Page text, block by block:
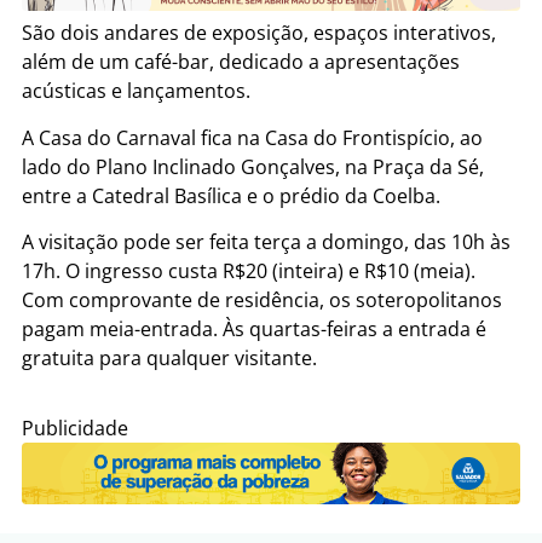
São dois andares de exposição, espaços interativos,
além de um café-bar, dedicado a apresentações
acústicas e lançamentos.
A Casa do Carnaval fica na Casa do Frontispício, ao
lado do Plano Inclinado Gonçalves, na Praça da Sé,
entre a Catedral Basílica e o prédio da Coelba.
A visitação pode ser feita terça a domingo, das 10h às
17h. O ingresso custa R$20 (inteira) e R$10 (meia).
Com comprovante de residência, os soteropolitanos
pagam meia-entrada. Às quartas-feiras a entrada é
gratuita para qualquer visitante.
Publicidade